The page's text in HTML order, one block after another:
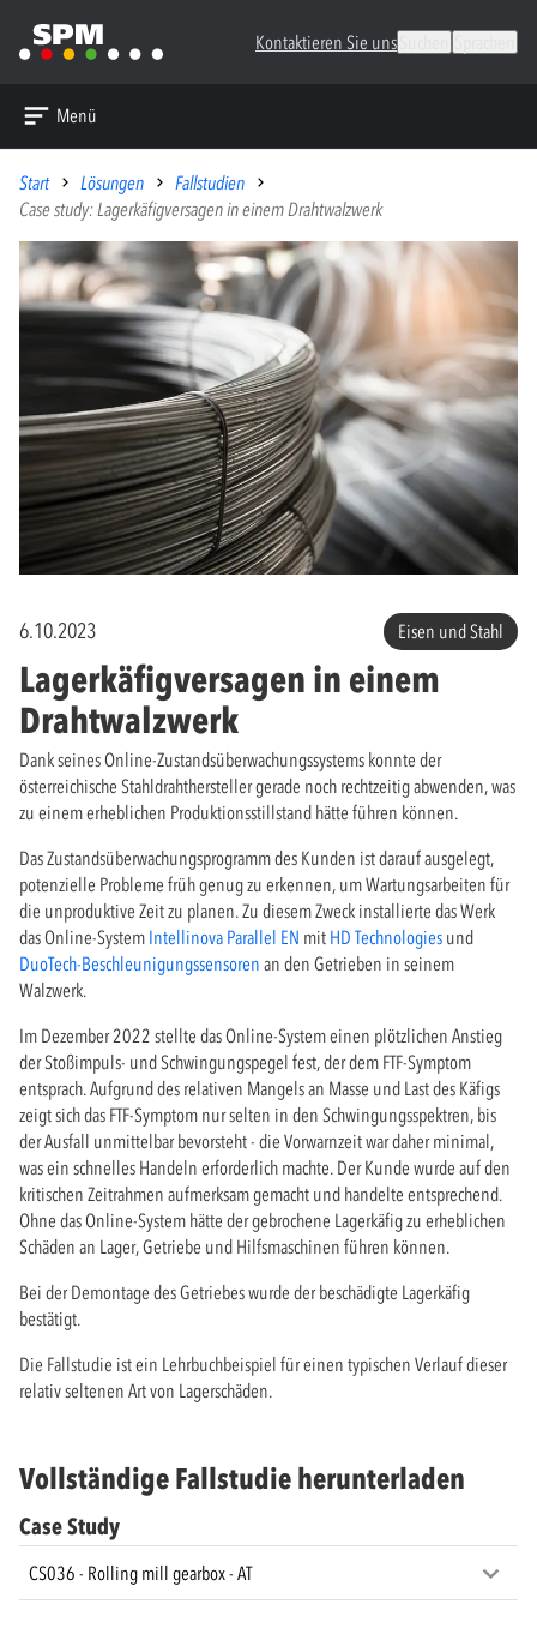
Kontaktieren Sie uns
Menü
Start Lösungen
Fallstudien
Case study: Lagerkäfigversagen in einem Drahtwalzwerk
6.10.2023 Eisen und Stahl
Lagerkäfigversagen in einem
Drahtwalzwerk
Dank seines Online-Zustandsüberwachungssystems konnte der
österreichische Stahldrahthersteller gerade noch rechtzeitig abwenden, was
zu einem erheblichen Produktionsstillstand hätte führen können.
Das Zustandsüberwachungsprogramm des Kunden ist darauf ausgelegt,
potenzielle Probleme früh genug zu erkennen, um Wartungsarbeiten für
die unproduktive Zeit zu planen. Zu diesem Zweck installierte das Werk
das Online-System Intellinova Parallel EN mit HD Technologies und
DuoTech-Beschleunigungssensoren an den Getrieben in seinem
Walzwerk.
Im Dezember 2022 stellte das Online-System einen plötzlichen Anstieg
der Stoßimpuls- und Schwingungspegel fest, der dem FTF-Symptom
entsprach. Aufgrund des relativen Mangels an Masse und Last des Käfigs
zeigt sich das FTF-Symptom nur selten in den Schwingungsspektren, bis
der Ausfall unmittelbar bevorsteht - die Vorwarnzeit war daher minimal,
was ein schnelles Handeln erforderlich machte. Der Kunde wurde auf den
kritischen Zeitrahmen aufmerksam gemacht und handelte entsprechend.
Ohne das Online-System hätte der gebrochene Lagerkäfig zu erheblichen
Schäden an Lager, Getriebe und Hilfsmaschinen führen können.
Bei der Demontage des Getriebes wurde der beschädigte Lagerkäfig
bestätigt.
Die Fallstudie ist ein Lehrbuchbeispiel für einen typischen Verlauf dieser
relativ seltenen Art von Lagerschäden.
Vollständige Fallstudie herunterladen
Case Study
CS036 - Rolling mill gearbox - AT